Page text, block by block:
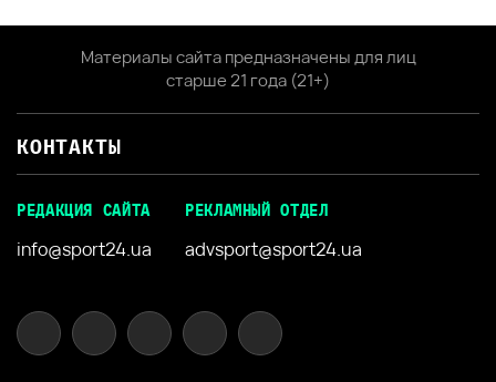
Материалы сайта предназначены для лиц
старше 21 года (21+)
КОНТАКТЫ
РЕДАКЦИЯ САЙТА
info@sport24.ua
РЕКЛАМНЫЙ ОТДЕЛ
advsport@sport24.ua